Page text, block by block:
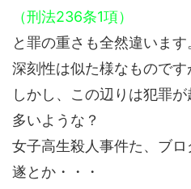
（刑法236条1項）
と罪の重さも全然違います
深刻性は似た様なものです
しかし、この辺りは犯罪
多いような？
女子高生殺人事件た、ブ
遂とか・・・